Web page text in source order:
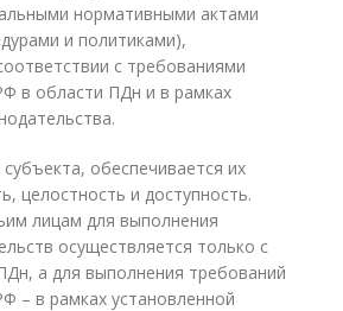
нормативными актами
и политиками),
с требованиями
в области ПДн и в рамках
обеспечивается их
целостность и доступность.
лицам для выполнения
осуществляется только с
а для выполнения требований
– в рамках установленной